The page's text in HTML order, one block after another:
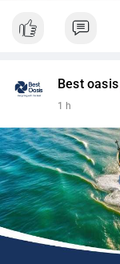
Best oasis
1 h